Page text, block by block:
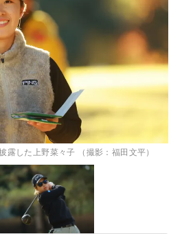
露した上野菜々子 （撮影：福田文平）